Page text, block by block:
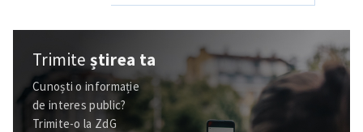
Trimiteștirea ta
Cunoști o informație
de interes public?
Trimite-o la ZdG